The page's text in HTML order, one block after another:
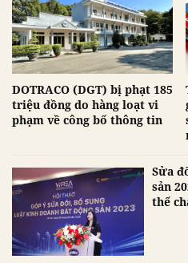
DOTRACO (DGT) bị phạt 185
triệu đồng do hàng loạt vi
phạm về công bố thông tin
Sửa
sản
thế